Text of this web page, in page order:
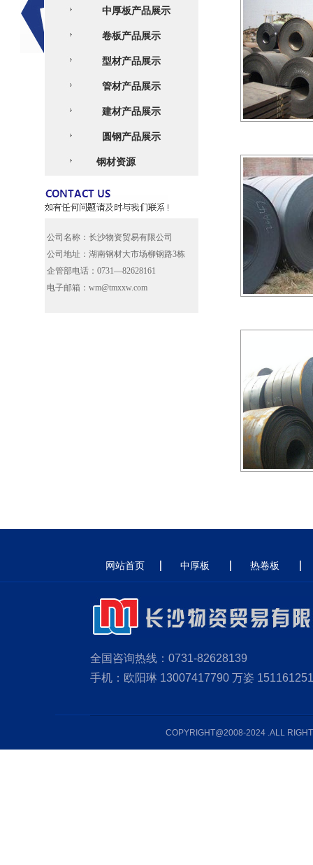
中厚板产品展示
卷板产品展示
型材产品展示
管材产品展示
建材产品展示
圆钢产品展示
钢材资源
公司名称：长沙物资贸易有限公司
公司地址：湖南钢材大市场柳钢路3栋
企管部电话：0731—82628161
电子邮箱：wm@tmxxw.com
网站首页 中厚板 热卷板
全国咨询热线：0731-82628139
手机：欧阳琳 13007417790 万姿
COPYRIGHT@2008-2024 .ALL